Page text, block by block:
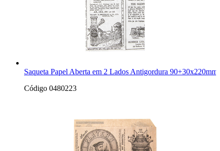
Saqueta Papel Aberta em 2 Lados Antigordura
Código 0480223